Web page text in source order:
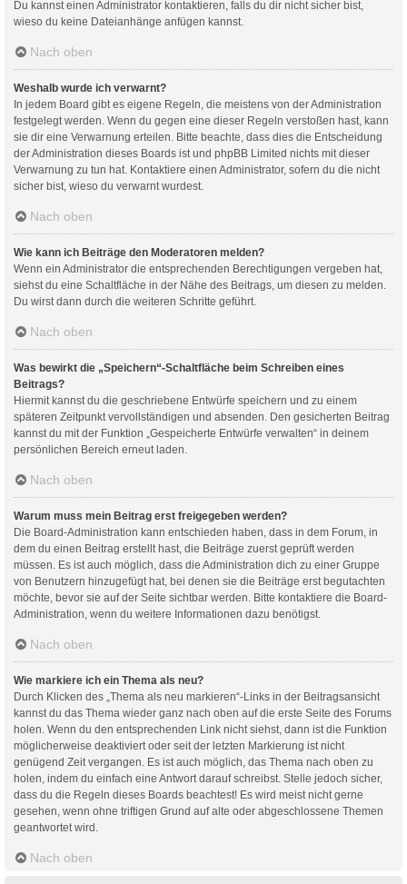
Du kannst einen Administrator kontaktieren, falls du dir nicht sicher bist,
wieso du keine Dateianhänge anfügen kannst.
Nach oben
Weshalb wurde ich verwarnt?
In jedem Board gibt es eigene Regeln, die meistens von der Administration
festgelegt werden. Wenn du gegen eine dieser Regeln verstoßen hast, kann
sie dir eine Verwarnung erteilen. Bitte beachte, dass dies die Entscheidung
der Administration dieses Boards ist und phpBB Limited nichts mit dieser
Verwarnung zu tun hat. Kontaktiere einen Administrator, sofern du die nicht
sicher bist, wieso du verwarnt wurdest.
Nach oben
Wie kann ich Beiträge den Moderatoren melden?
Wenn ein Administrator die entsprechenden Berechtigungen vergeben hat,
siehst du eine Schaltfläche in der Nähe des Beitrags, um diesen zu melden.
Du wirst dann durch die weiteren Schritte geführt.
Nach oben
Was bewirkt die „Speichern“-Schaltfläche beim Schreiben eines
Beitrags?
Hiermit kannst du die geschriebene Entwürfe speichern und zu einem
späteren Zeitpunkt vervollständigen und absenden. Den gesicherten Beitrag
kannst du mit der Funktion „Gespeicherte Entwürfe verwalten“ in deinem
persönlichen Bereich erneut laden.
Nach oben
Warum muss mein Beitrag erst freigegeben werden?
Die Board-Administration kann entschieden haben, dass in dem Forum, in
dem du einen Beitrag erstellt hast, die Beiträge zuerst geprüft werden
müssen. Es ist auch möglich, dass die Administration dich zu einer Gruppe
von Benutzern hinzugefügt hat, bei denen sie die Beiträge erst begutachten
möchte, bevor sie auf der Seite sichtbar werden. Bitte kontaktiere die Board-
Administration, wenn du weitere Informationen dazu benötigst.
Nach oben
Wie markiere ich ein Thema als neu?
Durch Klicken des „Thema als neu markieren“-Links in der Beitragsansicht
kannst du das Thema wieder ganz nach oben auf die erste Seite des Forums
holen. Wenn du den entsprechenden Link nicht siehst, dann ist die Funktion
möglicherweise deaktiviert oder seit der letzten Markierung ist nicht
genügend Zeit vergangen. Es ist auch möglich, das Thema nach oben zu
holen, indem du einfach eine Antwort darauf schreibst. Stelle jedoch sicher,
dass du die Regeln dieses Boards beachtest! Es wird meist nicht gerne
gesehen, wenn ohne triftigen Grund auf alte oder abgeschlossene Themen
geantwortet wird.
Nach oben